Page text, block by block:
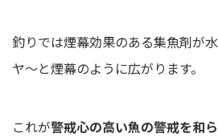
釣りでは煙幕効果のある集魚剤が
ヤ～と煙幕のように広がります。
これが警戒心の高い魚の警戒を和